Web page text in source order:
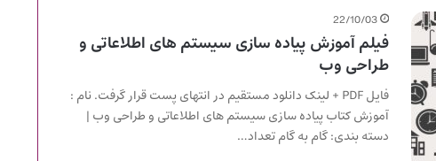
22/10/03
فیلم آموزش پیاده سازی سیستم های اطلاعاتی و
طراحی وب
فایل PDF + لینک دانلود مستقیم در انتهای پست قرار گرفت. نام :
آموزش کتاب پیاده سازی سیستم های اطلاعاتی و طراحی وب |
دسته بندی: گام به گام تعداد…